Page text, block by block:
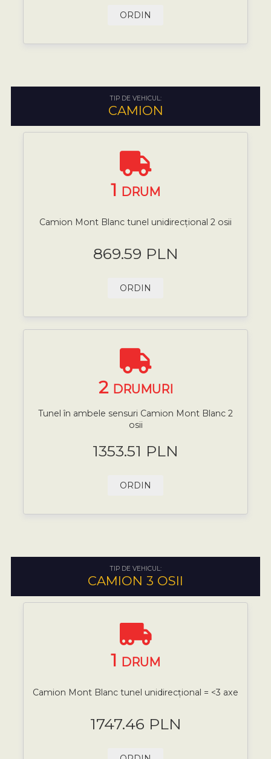
ORDIN
TIP DE VEHICUL:
CAMION
1 DRUM
Camion Mont Blanc tunel unidirecțional 2 osii
869.59 PLN
ORDIN
2 DRUMURI
Tunel în ambele sensuri Camion Mont Blanc 2
osii
1353.51 PLN
ORDIN
TIP DE VEHICUL:
CAMION 3 OSII
1 DRUM
Camion Mont Blanc tunel unidirecțional = <3 axe
1747.46 PLN